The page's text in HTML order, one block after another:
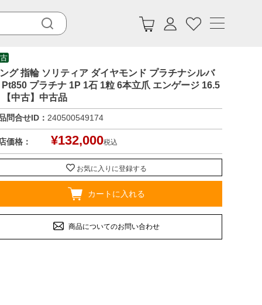
グ 指輪 ソリティア ダイヤモンド プラチナシルバ
Pt850 プラチナ 1P 1石 1粒 6本立爪 エンゲージ 16.5
【中古】中古品
問合せID： 240500549174
価格： ¥132,000税込
お気に入りに登録する
カートに入れる
商品についてのお問い合わせ